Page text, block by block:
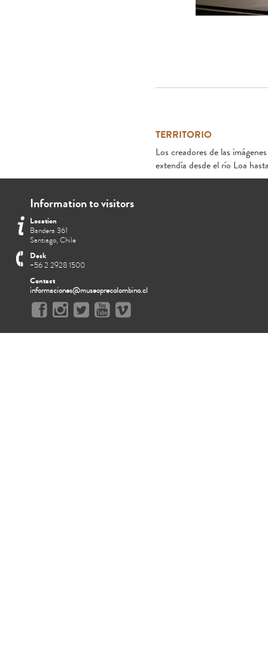
TERRITORIO
Los creadores de las
extendía desde el río Loa
Information to visitors
Location
Bandera 361
Santiago, Chile
Desk
+56 2 2928 1500
Contact
informaciones@museoprecolombino.cl